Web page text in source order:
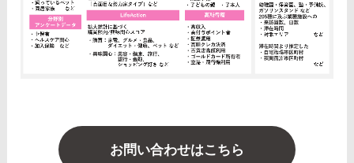
お問い合わせはこちら